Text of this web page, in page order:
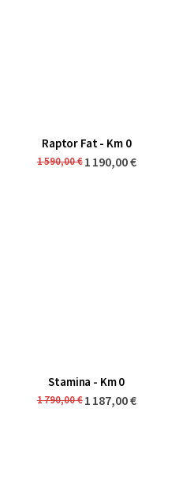
Raptor Fat - Km 0
1 590,00 €1 190,00 €
Stamina - Km 0
1 790,00 €1 187,00 €